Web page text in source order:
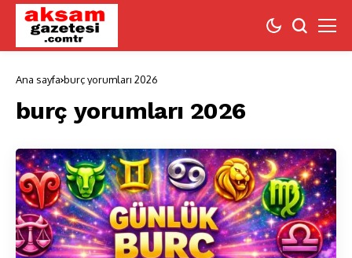
Ana sayfa burç yorumları 2026
burç yorumları 2026